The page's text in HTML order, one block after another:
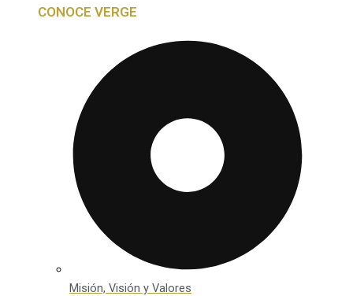
CONOCE VERGE
Misión, Visión y Valores